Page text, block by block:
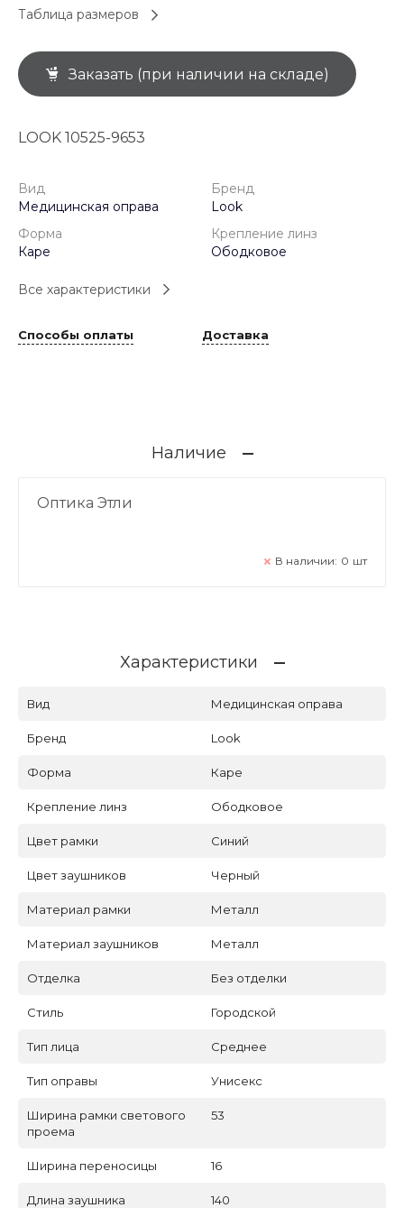
Таблица размеров
Заказать (при наличии на складе)
LOOK 10525-9653
Вид
Медицинская оправа
Бренд
Look
Форма
Каре
Крепление линз
Ободковое
Все характеристики
Способы оплаты Доставка
Наличие
Оптика Этли
В наличии: 0 шт
Характеристики
Вид Медицинская оправа
Бренд Look
Форма Каре
Крепление линз Ободковое
Цвет рамки Синий
Цвет заушников Черный
Материал рамки Металл
Материал заушников Металл
Отделка Без отделки
Стиль Городской
Тип лица Среднее
Тип оправы Унисекс
Ширина рамки светового
проема
53
Ширина переносицы 16
Длина заушника 140